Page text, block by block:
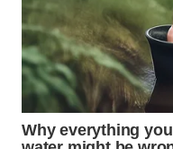
TAPANULI
UTARA
WN
SAMOSIR
WN